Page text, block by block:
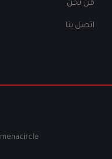
من نحن
اتصل بنا
menacircle ل